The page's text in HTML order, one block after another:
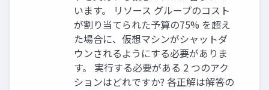
います。 リソース グループのコスト
が割り当てられた予算の75% を超え
た場合に、仮想マシンがシャットダ
ウンされるようにする必要がありま
す。 実行する必要がある 2 つのアク
ションはどれですか? 各正解は解答の